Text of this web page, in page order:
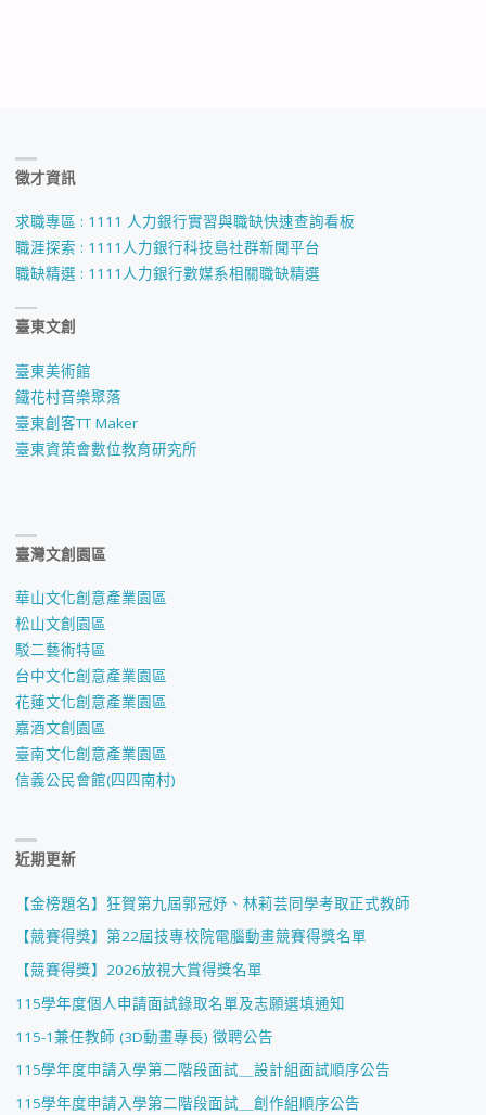
徵才資訊
求職專區 : 1111 人力銀行實習與職缺快速查詢看板
職涯探索 : 1111人力銀行科技島社群新聞平台
職缺精選 : 1111人力銀行數媒系相關職缺精選
臺東文創
臺東美術館
鐵花村音樂聚落
臺東創客TT Maker
臺東資策會數位教育研究所
臺灣文創園區
華山文化創意產業園區
松山文創園區
駁二藝術特區
台中文化創意產業園區
花蓮文化創意產業園區
嘉酒文創園區
臺南文化創意產業園區
信義公民會館(四四南村)
近期更新
【金榜題名】狂賀第九屆郭冠妤、林莉芸同學考取正式教師
【競賽得獎】第22屆技專校院電腦動畫競賽得獎名單
【競賽得獎】2026放視大賞得獎名單
115學年度個人申請面試錄取名單及志願選填通知
115-1兼任教師 (3D動畫專長) 徵聘公告
115學年度申請入學第二階段面試＿設計組面試順序公告
115學年度申請入學第二階段面試＿創作組順序公告